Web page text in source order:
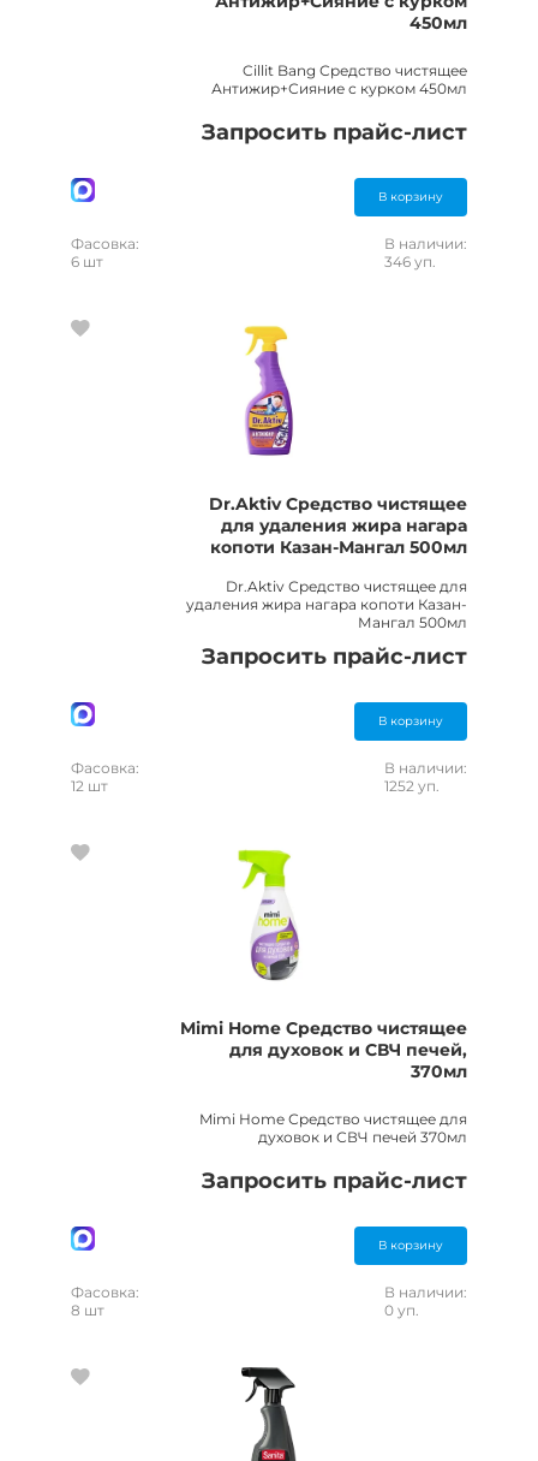
450мл
Cillit Bang Средство чистящее
Антижир+Сияние с курком 450мл
Запросить прайс-лист
В корзину
Фасовка:
6 шт
В наличии:
346 уп.
Dr.Aktiv Средство чистящее
для удаления жира нагара
копоти Казан-Мангал 500мл
Dr.Aktiv Средство чистящее для
удаления жира нагара копоти Казан-
Мангал 500мл
Запросить прайс-лист
В корзину
Фасовка:
12 шт
В наличии:
1252 уп.
Mimi Home Средство чистящее
для духовок и СВЧ печей,
370мл
Mimi Home Средство чистящее для
духовок и СВЧ печей 370мл
Запросить прайс-лист
В корзину
Фасовка:
8 шт
В наличии:
0 уп.